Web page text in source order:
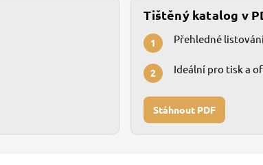
Tištěný katalog v
1 Přehledné
2 Ideální pro tisk a
Stáhnout PDF